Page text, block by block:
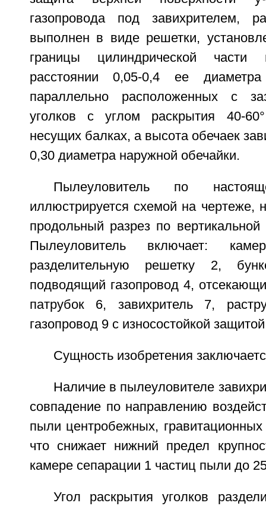
газопровода под завихрителем,
выполнен в виде решетки,
границы цилиндрической части
расстоянии 0,05-0,4 ее
параллельно расположенных с
уголков с углом раскрытия 40-
несущих балках, а высота обечаек
0,30 диаметра наружной обечайки.
Пылеуловитель по
иллюстрируется схемой на чертеже,
продольный разрез по
Пылеуловитель включает:
разделительную решетку 2,
подводящий газопровод 4,
патрубок 6, завихритель 7,
газопровод 9 с износостойкой
Сущность изобретения
Наличие в пылеуловителе
совпадение по направлению
пыли центробежных,
что снижает нижний предел
камере сепарации 1 частиц пыли до
Угол раскрытия уголков